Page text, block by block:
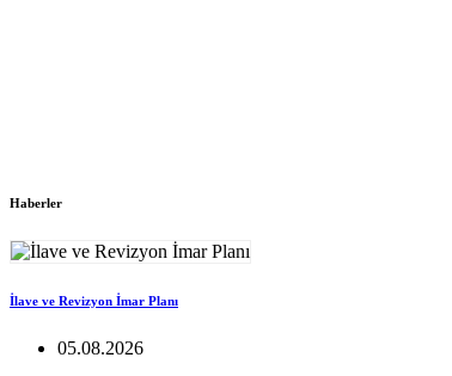
Haberler
İlave ve Revizyon İmar Planı
05.08.2026